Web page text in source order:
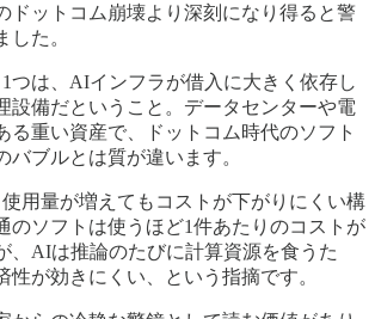
ドットコム崩壊より深刻になり得ると警
した。
つは、AIインフラが借入に大きく依存し
設備だということ。データセンターや電
る重い資産で、ドットコム時代のソフト
バブルとは質が違います。
使用量が増えてもコストが下がりにくい構
のソフトは使うほど1件あたりのコストが
、AIは推論のたびに計算資源を食うた
性が効きにくい、という指摘です。